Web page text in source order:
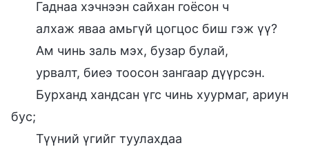
Гаднаа хэчнээн сайхан гоёсон ч
алхаж яваа амьгүй цогцос биш гэж үү?
Ам чинь заль мэх, бузар булай,
урвалт, биеэ тоосон зангаар дүүрсэн.
Бурханд хандсан үгс чинь хуурмаг, ариун
бус;
Түүний үгийг туулахдаа